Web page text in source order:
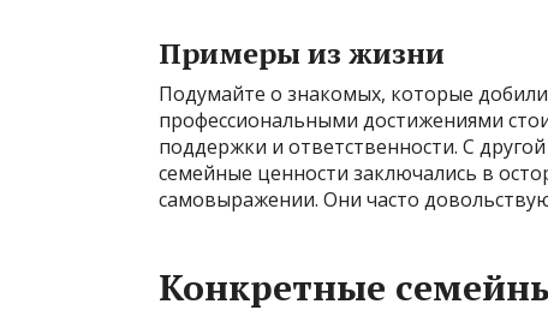
Примеры из жизни
Подумайте о знакомых, которые
профессиональными достижениями
поддержки и ответственности. С
семейные ценности заключались в
самовыражении. Они часто
Конкретные